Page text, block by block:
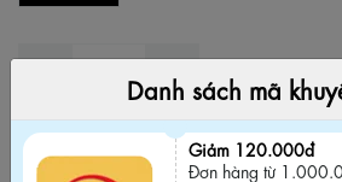
MUA NGAY
Danh sách mã
Giảm 120.000đ
Đơn hàng từ